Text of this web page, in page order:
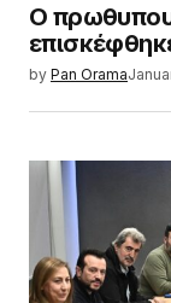
Ο
by Pan Orama